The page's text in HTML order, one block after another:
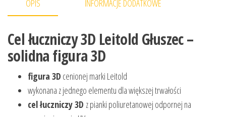
OPIS INFORMACJE DODATKOWE
Cel łuczniczy 3D Leitold Głuszec –
solidna figura 3D
figura 3D cenionej marki Leitold
wykonana z jednego elementu dla większej trwałości
cel łuczniczy 3D z pianki poliuretanowej odpornej na